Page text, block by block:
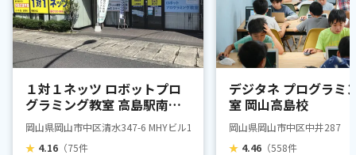
１対１ネッツ ロボットプロ
グラミング教室 高島駅南口
校
岡山県岡山市中区清水347-6 MHYビル1F
★ 4.16 （75件
デジタネ プログラミ
室 岡山高島校
岡山県岡山市中区中井287
★ 4.46 （558件